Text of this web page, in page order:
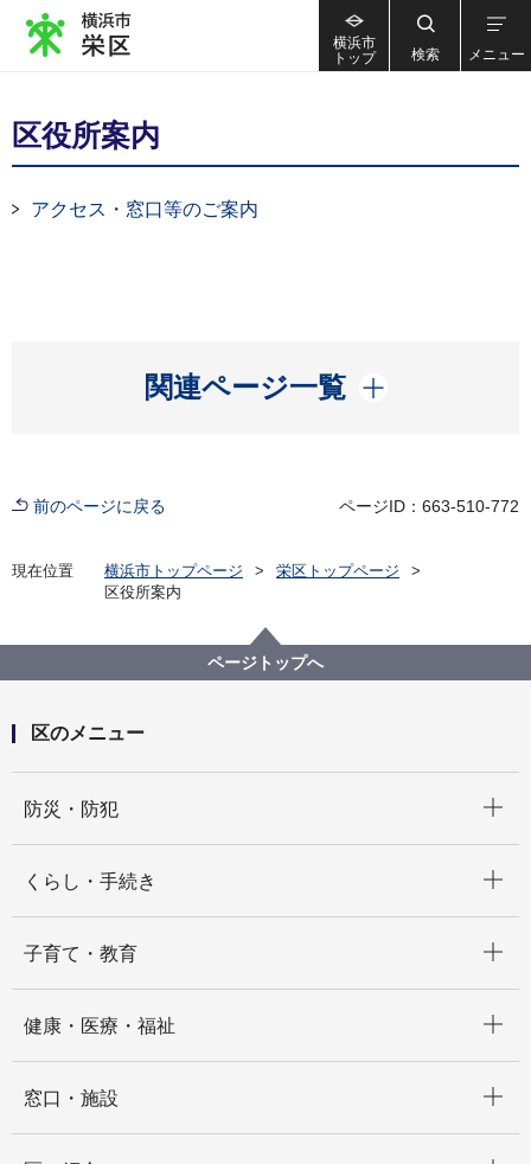
横浜市
トップ
検索 メニュー
区役所案内
アクセス・窓口等のご案内
関連ページ一覧
開く
前のページに戻る ページID：663-510-772
現在位置 横浜市トップページ
栄区トップページ
区役所案内
ページトップへ
区のメニュー
防災・防犯
くらし・手続き
子育て・教育
健康・医療・福祉
窓口・施設